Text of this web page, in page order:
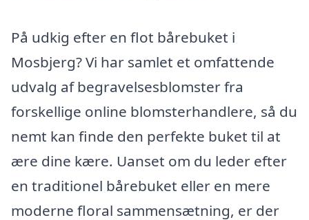
På udkig efter en flot bårebuket i
Mosbjerg? Vi har samlet et omfattende
udvalg af begravelsesblomster fra
forskellige online blomsterhandlere, så du
nemt kan finde den perfekte buket til at
ære dine kære. Uanset om du leder efter
en traditionel bårebuket eller en mere
moderne floral sammensætning, er der